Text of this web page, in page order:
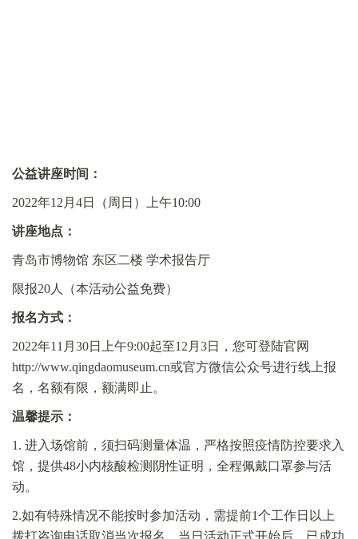
公益讲座时间：
2022年12月4日（周日）上午10:00
讲座地点：
青岛市博物馆 东区二楼 学术报告厅
限报20人（本活动公益免费）
报名方式：
2022年11月30日上午9:00起至12月3日，您可登陆官网
http://www.qingdaomuseum.cn或官方微信公众号进行线上报
名，名额有限，额满即止。
温馨提示：
1. 进入场馆前，须扫码测量体温，严格按照疫情防控要求入
馆，提供48小内核酸检测阴性证明，全程佩戴口罩参与活
动。
2.如有特殊情况不能按时参加活动，需提前1个工作日以上
拨打咨询电话取消当次报名。当日活动正式开始后，已成功